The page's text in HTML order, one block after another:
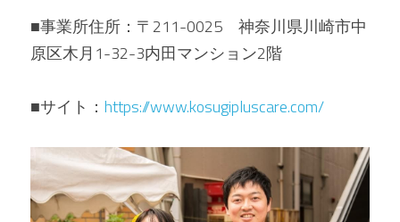
■事業所住所：〒211-0025　神奈川県川崎市中
原区木月1-32-3内田マンション2階
■サイト： https://www.kosugipluscare.com/